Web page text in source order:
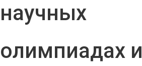
научных
олимпиадах и